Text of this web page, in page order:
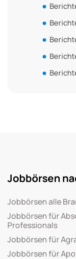
Jobbörsen
Jobbörsen alle
Jobbörsen für
Professionals
Jobbörsen für
Jobbörsen für